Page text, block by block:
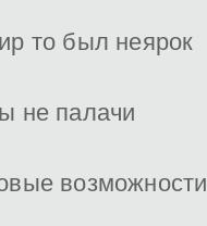
то был неярок
не палачи
возможности